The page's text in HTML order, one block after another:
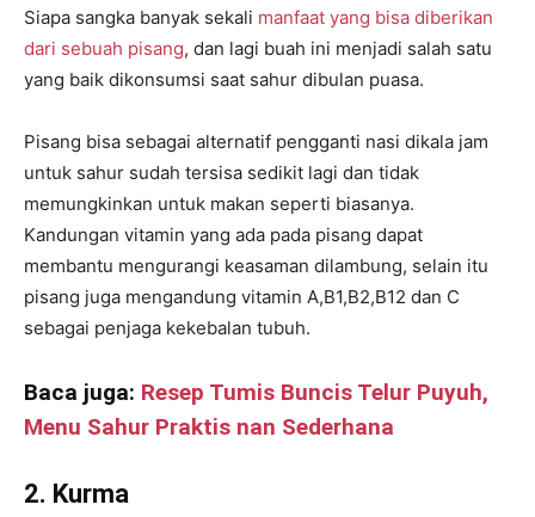
Siapa sangka banyak sekali manfaat yang bisa diberikan
dari sebuah pisang, dan lagi buah ini menjadi salah satu
yang baik dikonsumsi saat sahur dibulan puasa.
Pisang bisa sebagai alternatif pengganti nasi dikala jam
untuk sahur sudah tersisa sedikit lagi dan tidak
memungkinkan untuk makan seperti biasanya.
Kandungan vitamin yang ada pada pisang dapat
membantu mengurangi keasaman dilambung, selain itu
pisang juga mengandung vitamin A,B1,B2,B12 dan C
sebagai penjaga kekebalan tubuh.
Baca juga: Resep Tumis Buncis Telur Puyuh,
Menu Sahur Praktis nan Sederhana
2. Kurma